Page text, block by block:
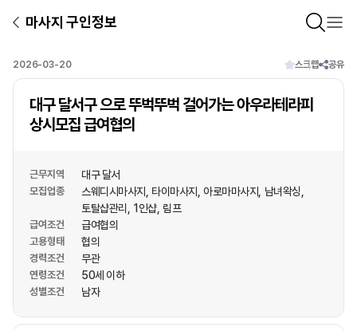
마사지 구인정보
2026-03-20 스크랩 공유
대구 달서구 으로 뚜벅뚜벅 걸어가는 아우라테라피
상시모집 급여협의
근무지역 대구 달서
모집업종 스웨디시마사지 타이마사지 아로마마사지
남녀왁싱
토탈샵관리
1인샵 림프
급여조건 급여협의
고용형태 협의
경력조건 무관
연령조건 50세 이하
성별조건 남자
상호명